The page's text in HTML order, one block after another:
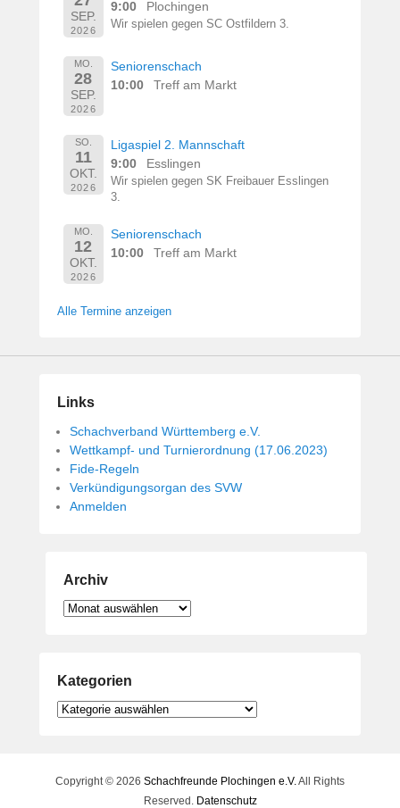
SEP.
2026
9:00 Plochingen
Wir spielen gegen SC Ostfildern 3.
MO.
28
SEP.
2026
Seniorenschach
10:00
Treff am Markt
SO.
11
OKT.
2026
Ligaspiel 2. Mannschaft
9:00
Esslingen
Wir spielen gegen SK Freibauer Esslingen
3.
MO.
12
OKT.
2026
Seniorenschach
10:00
Treff am Markt
Alle Termine anzeigen
Links
Schachverband Württemberg e.V.
Wettkampf- und Turnierordnung (17.06.2023)
Fide-Regeln
Verkündigungsorgan des SVW
Anmelden
Archiv
Archiv
Kategorien
Kategorien
Copyright © 2026 Schachfreunde Plochingen e.V. All Rights
Reserved. Datenschutz